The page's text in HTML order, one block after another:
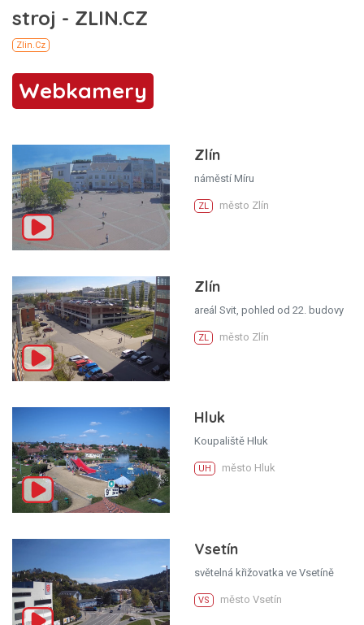
Webkamery
Zlín
náměstí Míru
ZL město Zlín
Zlín
areál Svit, pohled od 22. budovy
ZL město Zlín
Hluk
Koupaliště Hluk
UH město Hluk
Vsetín
světelná křižovatka ve Vsetíně
VS město Vsetín